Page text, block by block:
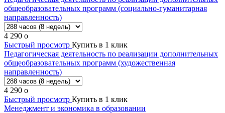
общеобразовательных программ (социально-гуманитарная
направленность)
4 290 o
Быстрый просмотр Купить в 1 клик
Педагогическая деятельность по реализации дополнительных
общеобразовательных программ (художественная
направленность)
4 290 o
Быстрый просмотр Купить в 1 клик
Менеджмент и экономика в образовании